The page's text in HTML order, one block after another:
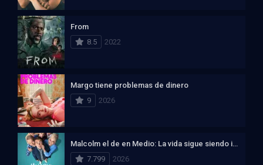
From
8.5
2022
Margo tiene problemas de dinero
9
2026
Malcolm el de en Medio: La vida sigue siendo injusta
7.799
2026